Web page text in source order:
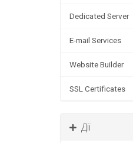
Dedicated Server
E-mail Services
Website Builder
SSL Certificates
Дії